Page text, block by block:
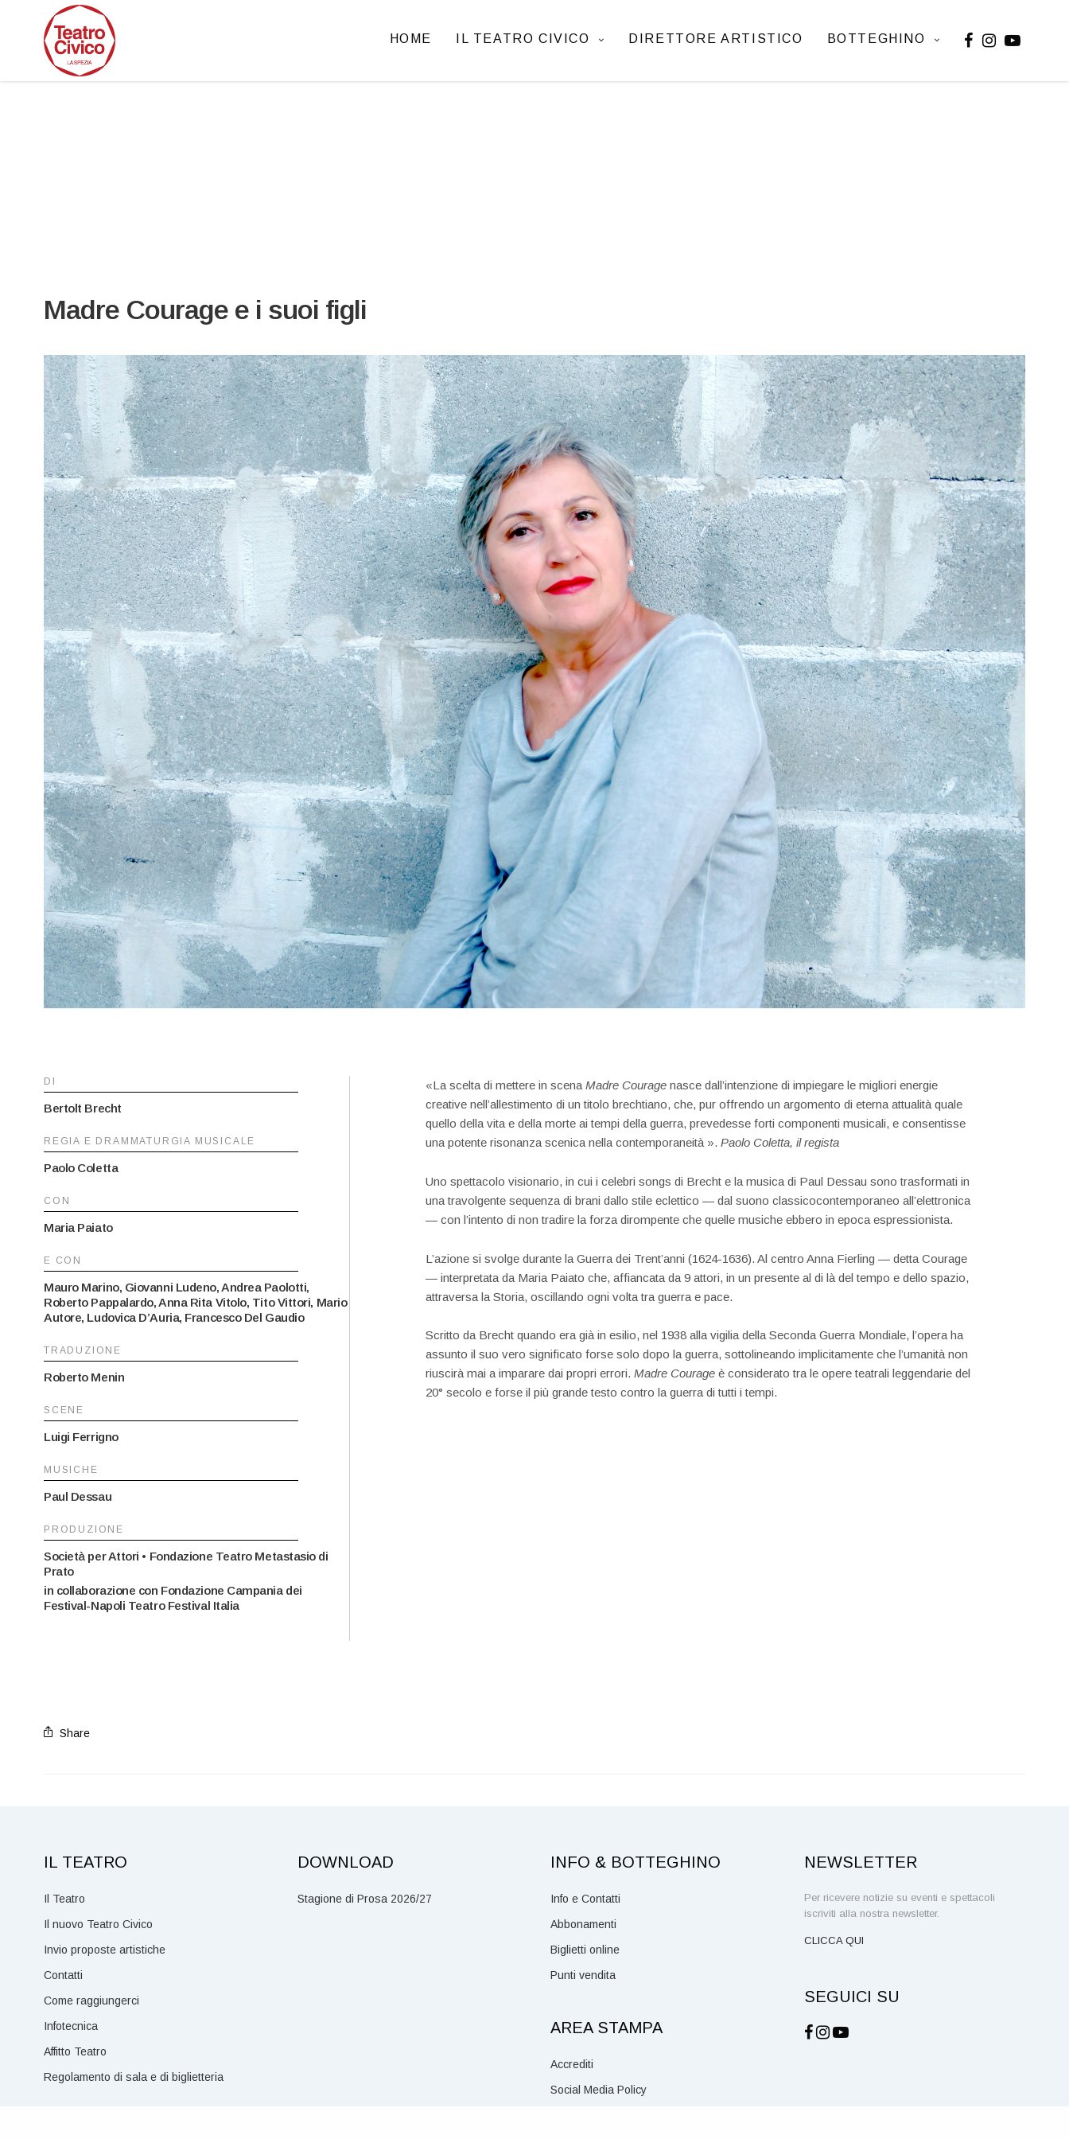
HOME IL TEATRO CIVICO DIRETTORE ARTISTICO BOTTEGHINO
Madre Courage e i suoi figli
DI
Bertolt Brecht
REGIA E DRAMMATURGIA MUSICALE
Paolo Coletta
CON
Maria Paiato
E CON
Mauro Marino, Giovanni Ludeno, Andrea Paolotti,
Roberto Pappalardo, Anna Rita Vitolo, Tito Vittori, Mario
Autore, Ludovica D’Auria, Francesco Del Gaudio
TRADUZIONE
Roberto Menin
SCENE
Luigi Ferrigno
MUSICHE
Paul Dessau
PRODUZIONE
Società per Attori • Fondazione Teatro Metastasio di
Prato
in collaborazione con Fondazione Campania dei
Festival-Napoli Teatro Festival Italia
«La scelta di mettere in scena Madre Couragenasce dall’intenzione di impiegare le migliori energie
creative nell’allestimento di un titolo brechtiano, che, pur offrendo un argomento di eterna attualità quale
quello della vita e della morte ai tempi della guerra, prevedesse forti componenti musicali, e consentisse
una potente risonanza scenica nella contemporaneità ». Paolo Coletta, il regista
Uno spettacolo visionario, in cui i celebri songs di Brecht e la musica di Paul Dessau sono trasformati in
una travolgente sequenza di brani dallo stile eclettico — dal suono classicocontemporaneo all’elettronica
— con l’intento di non tradire la forza dirompente che quelle musiche ebbero in epoca espressionista.
L’azione si svolge durante la Guerra dei Trent’anni (1624-1636). Al centro Anna Fierling — detta Courage
— interpretata da Maria Paiato che, affiancata da 9 attori, in un presente al di là del tempo e dello spazio,
attraversa la Storia, oscillando ogni volta tra guerra e pace.
Scritto da Brecht quando era già in esilio, nel 1938 alla vigilia della Seconda Guerra Mondiale, l’opera ha
assunto il suo vero significato forse solo dopo la guerra, sottolineando implicitamente che l’umanità non
riuscirà mai a imparare dai propri errori. Madre Courageè considerato tra le opere teatrali leggendarie del
20° secolo e forse il più grande testo contro la guerra di tutti i tempi.
Share
IL TEATRO
Il Teatro
Il nuovo Teatro Civico
Invio proposte artistiche
Contatti
Come raggiungerci
Infotecnica
Affitto Teatro
Regolamento di sala e di biglietteria
DOWNLOAD
Stagione di Prosa 2026/27
INFO & BOTTEGHINO
Info e Contatti
Abbonamenti
Biglietti online
Punti vendita
AREA STAMPA
Accrediti
Social Media Policy
NEWSLETTER
Per ricevere notizie su eventi e spettacoli
iscriviti alla nostra newsletter.
CLICCA QUI
SEGUICI SU